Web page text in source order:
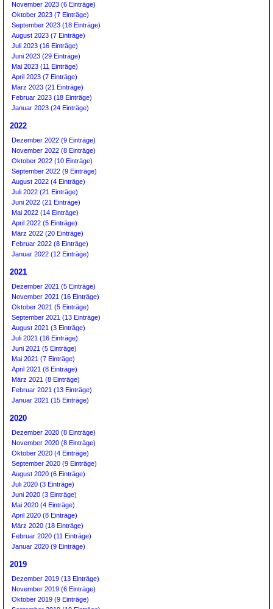
November 2023 (6 Einträge)
Oktober 2023 (7 Einträge)
September 2023 (18 Einträge)
August 2023 (7 Einträge)
Juli 2023 (16 Einträge)
Juni 2023 (29 Einträge)
Mai 2023 (11 Einträge)
April 2023 (7 Einträge)
März 2023 (21 Einträge)
Februar 2023 (18 Einträge)
Januar 2023 (24 Einträge)
2022
Dezember 2022 (9 Einträge)
November 2022 (8 Einträge)
Oktober 2022 (10 Einträge)
September 2022 (9 Einträge)
August 2022 (4 Einträge)
Juli 2022 (21 Einträge)
Juni 2022 (21 Einträge)
Mai 2022 (14 Einträge)
April 2022 (5 Einträge)
März 2022 (20 Einträge)
Februar 2022 (8 Einträge)
Januar 2022 (12 Einträge)
2021
Dezember 2021 (5 Einträge)
November 2021 (16 Einträge)
Oktober 2021 (5 Einträge)
September 2021 (13 Einträge)
August 2021 (3 Einträge)
Juli 2021 (16 Einträge)
Juni 2021 (5 Einträge)
Mai 2021 (7 Einträge)
April 2021 (8 Einträge)
März 2021 (8 Einträge)
Februar 2021 (13 Einträge)
Januar 2021 (15 Einträge)
2020
Dezember 2020 (8 Einträge)
November 2020 (8 Einträge)
Oktober 2020 (4 Einträge)
September 2020 (9 Einträge)
August 2020 (6 Einträge)
Juli 2020 (3 Einträge)
Juni 2020 (3 Einträge)
Mai 2020 (4 Einträge)
April 2020 (8 Einträge)
März 2020 (18 Einträge)
Februar 2020 (11 Einträge)
Januar 2020 (9 Einträge)
2019
Dezember 2019 (13 Einträge)
November 2019 (6 Einträge)
Oktober 2019 (9 Einträge)